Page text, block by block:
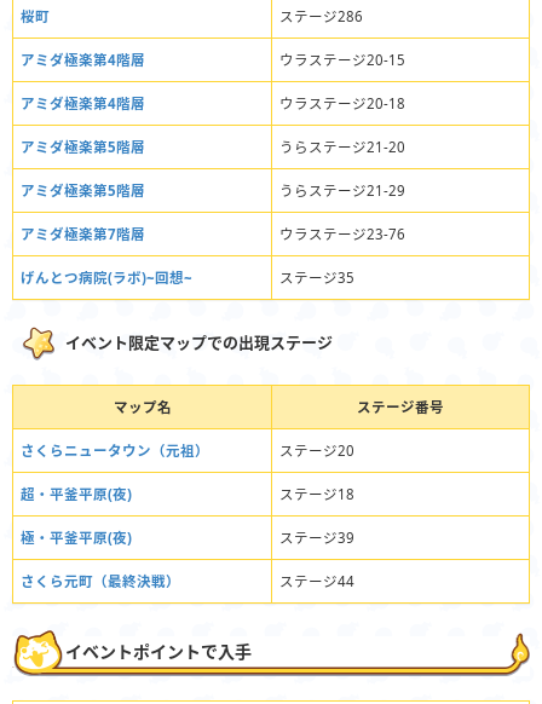
桜町 ステージ286
アミダ極楽第4階層 ウラステージ20-15
アミダ極楽第4階層 ウラステージ20-18
アミダ極楽第5階層 うらステージ21-20
アミダ極楽第5階層 うらステージ21-29
アミダ極楽第7階層 ウラステージ23-76
げんとつ病院(ラボ)~回想~ ステージ35
イベント限定マップでの出現ステージ
マップ名 ステージ番号
さくらニュータウン（元祖） ステージ20
超・平釜平原(夜) ステージ18
極・平釜平原(夜) ステージ39
さくら元町（最終決戦） ステージ44
イベントポイントで入手